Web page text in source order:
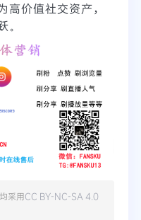
高价值社交资产，
采用CC BY-NC-SA 4.0